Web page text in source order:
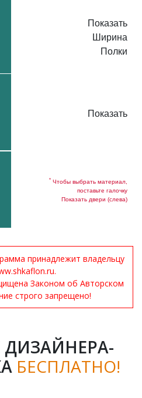
Показать
Ширина
Полки
Показать
* Чтобы выбрать материал,
поставьте галочку
Показать двери (слева)
принадлежит владельцу
Законом об Авторском
строго запрещено!
БЕСПЛАТНО!